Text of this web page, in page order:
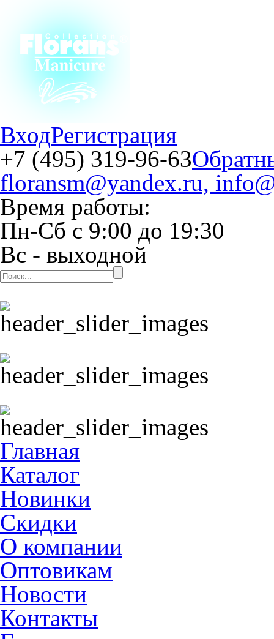
ВходРегистрация
+7 (495) 319-96-63
floransm@yandex.ru,
Время работы:
Пн-Сб с 9:00 до 19:30
Вс - выходной
Главная
Каталог
Новинки
Скидки
О компании
Оптовикам
Новости
Контакты